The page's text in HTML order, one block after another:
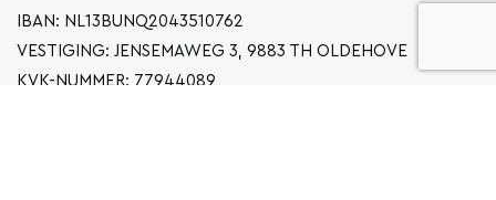
IBAN: NL13BUNQ2043510762
VESTIGING: JENSEMAWEG 3, 9883 TH OLDEHOVE
KVK-NUMMER: 77944089